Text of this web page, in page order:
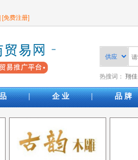
[免费注册]
热搜词： 翔佳
| 企 业 | 品 牌